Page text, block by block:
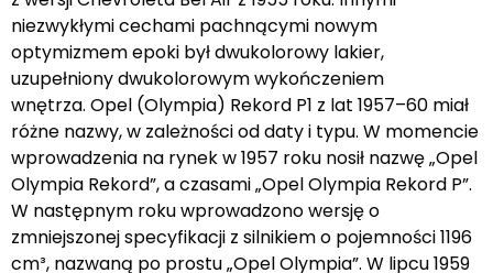
niezwykłymi cechami pachnącymi nowym
optymizmem epoki był dwukolorowy lakier,
uzupełniony dwukolorowym wykończeniem
wnętrza. Opel (Olympia) Rekord P1 z lat 1957–60 miał
różne nazwy, w zależności od daty i typu. W momencie
wprowadzenia na rynek w 1957 roku nosił nazwę „Opel
Olympia Rekord”, a czasami „Opel Olympia Rekord P”.
W następnym roku wprowadzono wersję o
zmniejszonej specyfikacji z silnikiem o pojemności 1196
cm³, nazwaną po prostu „Opel Olympia”. W lipcu 1959